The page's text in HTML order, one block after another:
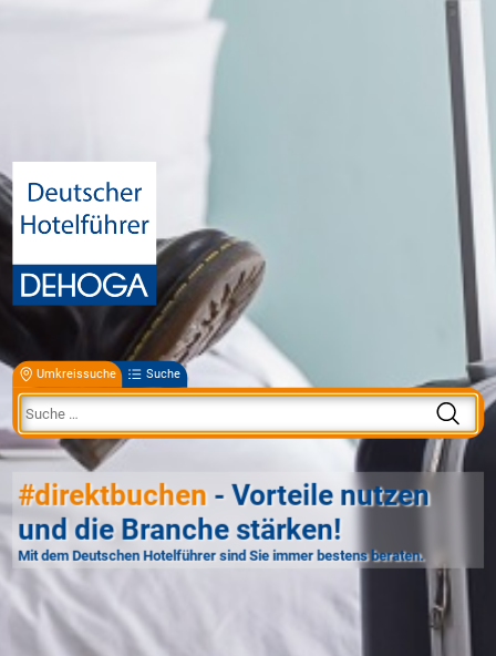
Umkreissuche Suche
#direktbuchen - Vorteile nutzen
und die Branche stärken!
Mit dem Deutschen Hotelführer sind Sie immer bestens beraten.